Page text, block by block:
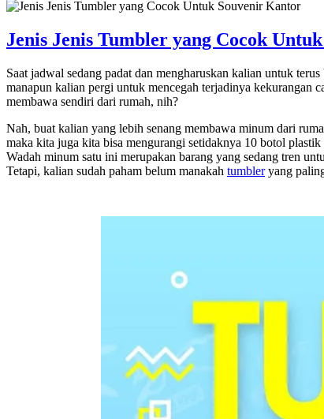
Jenis Jenis Tumbler yang Cocok
Saat jadwal sedang padat dan mengharuskan kalian untuk
manapun kalian pergi untuk mencegah terjadinya kekurangan
membawa sendiri dari rumah, nih?
Nah, buat kalian yang lebih senang membawa minum dari
maka kita juga kita bisa mengurangi setidaknya 10 botol
Wadah minum satu ini merupakan barang yang sedang tren
Tetapi, kalian sudah paham belum manakah tumbleryang